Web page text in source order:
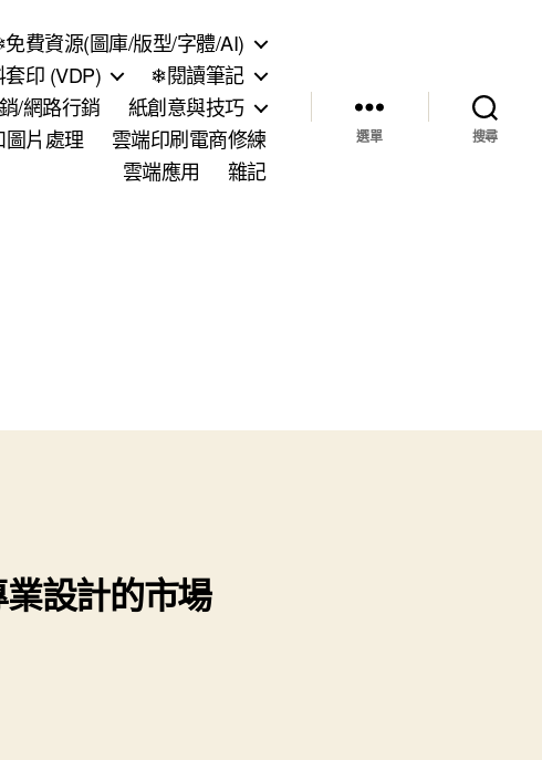
費資源(圖庫/版型/字體/AI)
印 (VDP)
❄閱讀筆記
/網路行銷
紙創意與技巧
圖片處理
雲端印刷電商修練
雲端應用
雜記
選單 搜尋
設計的市場